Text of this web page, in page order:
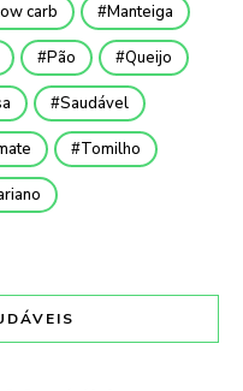
carb Manteiga
Pão Queijo
Saudável
Tomilho